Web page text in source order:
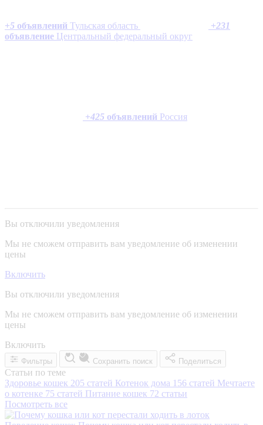
+5 объявлений Тульская область +231
объявление Центральный федеральный округ
+425 объявлений Россия
Вы отключили уведомления
Мы не сможем отправить вам уведомление об изменении
цены
Включить
Вы отключили уведомления
Мы не сможем отправить вам уведомление об изменении
цены
Включить
Фильтры Сохранить поиск Поделиться
Статьи по теме
Здоровье кошек 205 статей Котенок дома 156 статей Мечтаете
о котенке 75 статей Питание кошек 72 статьи
Посмотреть все